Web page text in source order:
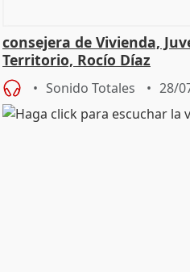
consejera de Vivienda,
Territorio, Rocío Díaz
Sonido Totales 28/